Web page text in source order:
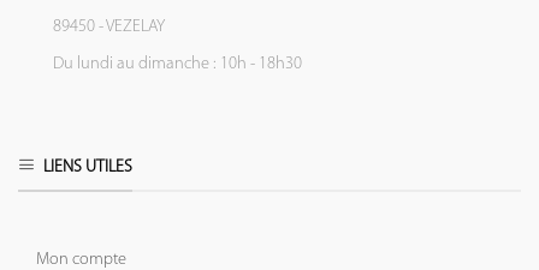
89450 - VEZELAY
Du lundi au dimanche : 10h - 18h30
LIENS UTILES
Mon compte